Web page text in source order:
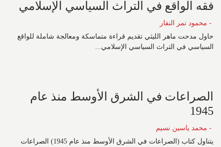
فقه الواقع في التراث السياسي الإسلامي
- محمود نمر النفار
حاول مدحت ماهر الليثي تقديم قراءة متماسكة ومعالجة شاملة للواقع
السياسي في التراث السياسي الإسلامي...
الصراعات في الشرق الأوسط منذ عام
1945
- محمد ياسين نسيم
يتناول كتاب (الصراعات في الشرق الأوسط منذ عام 1945) الصراعات